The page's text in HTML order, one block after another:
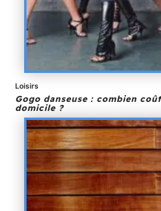
Loisirs
Gogo danseuse : combien
domicile ?